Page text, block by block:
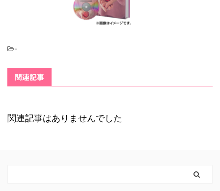
-
関連記事
関連記事はありませんでした